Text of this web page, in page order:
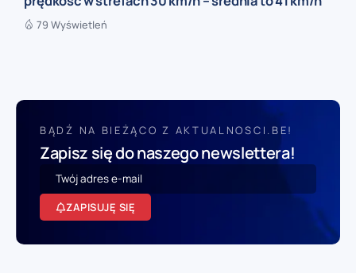
79 Wyświetleń
BĄDŹ NA BIEŻĄCO Z AKTUALNOSCI.BE!
Zapisz się do naszego newslettera!
ZAPISUJĘ SIĘ